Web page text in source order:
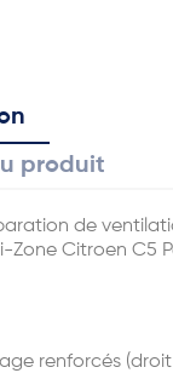
produit
de
Zone Citroen C5
renforcés